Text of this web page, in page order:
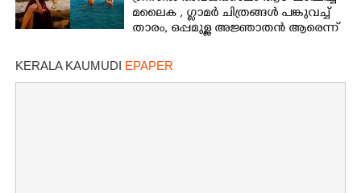
മലൈക ,​ ഗ്ലാമർ ചിത്രങ്ങൾ പങ്കുവച്ച്
താരം,​ ഒപ്പമുള്ള അജ്ഞാതൻ ആരെന്ന്
KERALA KAUMUDI EPAPER